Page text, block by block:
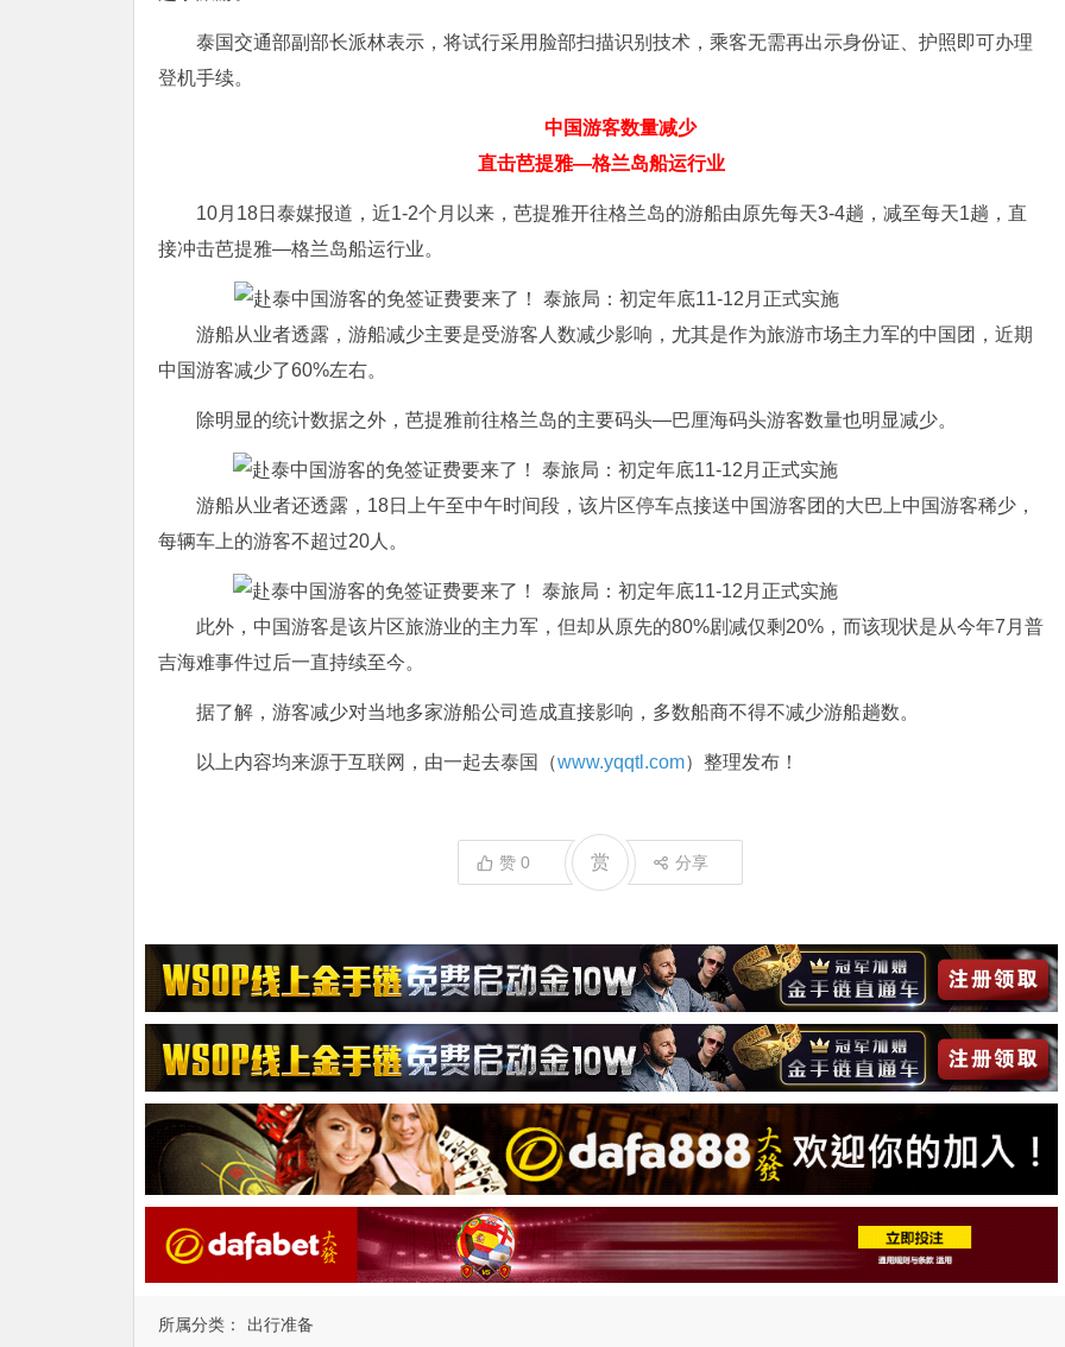
所属分类： 出行准备
泰国交通部副部长派林表示，将试行采用脸部扫描识别技术，乘客无需再出示身份证、护照即可办理
登机手续。
中国游客数量减少
直击芭提雅—格兰岛船运行业
10月18日泰媒报道，近1-2个月以来，芭提雅开往格兰岛的游船由原先每天3-4趟，减至每天1趟，直
接冲击芭提雅—格兰岛船运行业。
游船从业者透露，游船减少主要是受游客人数减少影响，尤其是作为旅游市场主力军的中国团，近期
中国游客减少了60%左右。
除明显的统计数据之外，芭提雅前往格兰岛的主要码头—巴厘海码头游客数量也明显减少。
游船从业者还透露，18日上午至中午时间段，该片区停车点接送中国游客团的大巴上中国游客稀少，
每辆车上的游客不超过20人。
此外，中国游客是该片区旅游业的主力军，但却从原先的80%剧减仅剩20%，而该现状是从今年7月普
吉海难事件过后一直持续至今。
据了解，游客减少对当地多家游船公司造成直接影响，多数船商不得不减少游船趟数。
以上内容均来源于互联网，由一起去泰国（www.yqqtl.com）整理发布！
赞 0 赏 分享